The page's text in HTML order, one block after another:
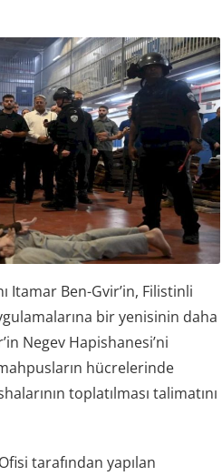
Itamar Ben-Gvir’in, Filistinli
bir yenisinin daha
Negev Hapishanesi’ni
hücrelerinde
toplatılması talimatını
tarafından yapılan